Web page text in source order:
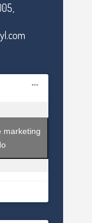
marketing